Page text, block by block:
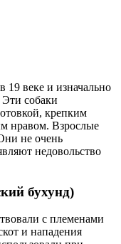
19 веке и изначально
Эти собаки
крепким
нравом. Взрослые
не очень
недовольство
бухунд)
с племенами
и нападения